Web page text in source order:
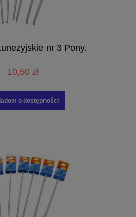
nr 3 Pony.
10,50 zł
o dostępności